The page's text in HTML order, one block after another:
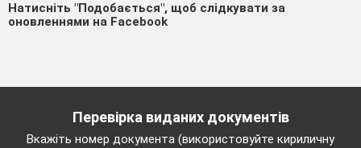
Натисніть "Подобається", щоб слідкувати за
оновленнями на Facebook
Перевірка виданих документів
Вкажіть номер документа (використовуйте кириличну